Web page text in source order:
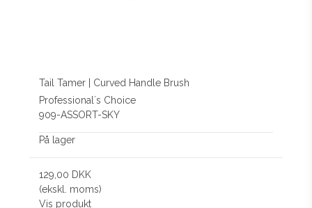
Tail Tamer | Curved Handle Brush
Professional´s Choice
909-ASSORT-SKY
På lager
129,00 DKK
(ekskl. moms)
Vis produkt